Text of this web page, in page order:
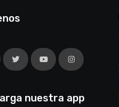
nuestra app